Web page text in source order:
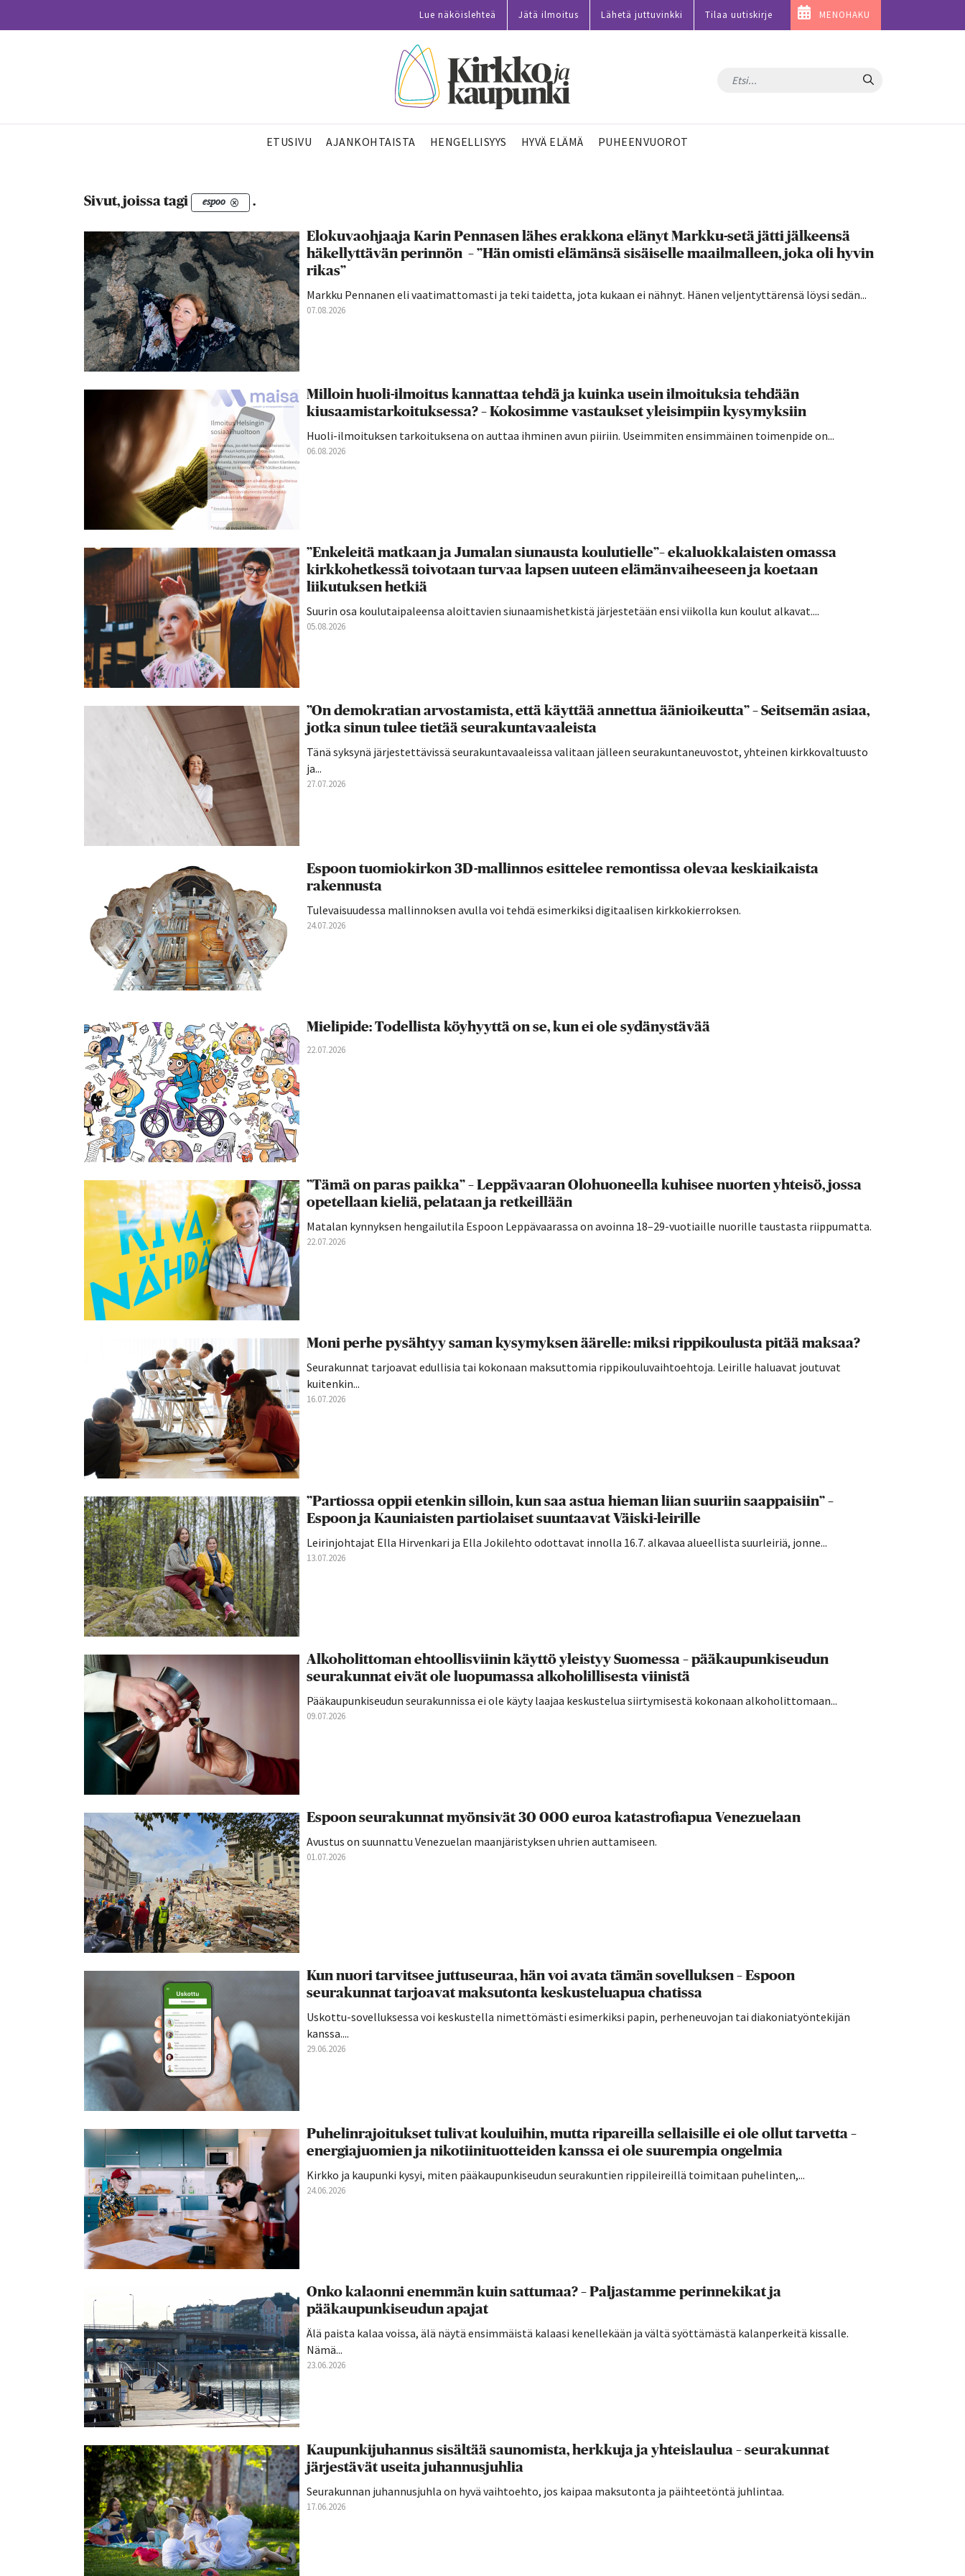
Lue näköislehteä Jätä ilmoitus Lähetä juttuvinkki Tilaa uutiskirje MENOHAKU
Hae
ETUSIVU AJANKOHTAISTA HENGELLISYYS HYVÄ ELÄMÄ PUHEENVUOROT
Sivut, joissa tagi espoo .
Elokuvaohjaaja Karin Pennasen lähes erakkona elänyt Markku-setä jätti jälkeensä
häkellyttävän perinnön – ”Hän omisti elämänsä sisäiselle maailmalleen, joka oli hyvin
rikas”
Markku Pennanen eli vaatimattomasti ja teki taidetta, jota kukaan ei nähnyt. Hänen veljentyttärensä löysi sedän...
07.08.2026
Milloin huoli-ilmoitus kannattaa tehdä ja kuinka usein ilmoituksia tehdään
kiusaamistarkoituksessa? – Kokosimme vastaukset yleisimpiin kysymyksiin
Huoli-ilmoituksen tarkoituksena on auttaa ihminen avun piiriin. Useimmiten ensimmäinen toimenpide on...
06.08.2026
”Enkeleitä matkaan ja Jumalan siunausta koulutielle”– ekaluokkalaisten omassa
kirkkohetkessä toivotaan turvaa lapsen uuteen elämänvaiheeseen ja koetaan
liikutuksen hetkiä
Suurin osa koulutaipaleensa aloittavien siunaamishetkistä järjestetään ensi viikolla kun koulut alkavat....
05.08.2026
”On demokratian arvostamista, että käyttää annettua äänioikeutta” – Seitsemän asiaa,
jotka sinun tulee tietää seurakuntavaaleista
Tänä syksynä järjestettävissä seurakuntavaaleissa valitaan jälleen seurakuntaneuvostot, yhteinen kirkkovaltuusto
ja...
27.07.2026
Espoon tuomiokirkon 3D-mallinnos esittelee remontissa olevaa keskiaikaista
rakennusta
Tulevaisuudessa mallinnoksen avulla voi tehdä esimerkiksi digitaalisen kirkkokierroksen.
24.07.2026
Mielipide: Todellista köyhyyttä on se, kun ei ole sydänystävää
22.07.2026
”Tämä on paras paikka” – Leppävaaran Olohuoneella kuhisee nuorten yhteisö, jossa
opetellaan kieliä, pelataan ja retkeillään
Matalan kynnyksen hengailutila Espoon Leppävaarassa on avoinna 18–29-vuotiaille nuorille taustasta riippumatta.
22.07.2026
Moni perhe pysähtyy saman kysymyksen äärelle: miksi rippikoulusta pitää maksaa?
Seurakunnat tarjoavat edullisia tai kokonaan maksuttomia rippikouluvaihtoehtoja. Leirille haluavat joutuvat
kuitenkin...
16.07.2026
”Partiossa oppii etenkin silloin, kun saa astua hieman liian suuriin saappaisiin” –
Espoon ja Kauniaisten partiolaiset suuntaavat Väiski-leirille
Leirinjohtajat Ella Hirvenkari ja Ella Jokilehto odottavat innolla 16.7. alkavaa alueellista suurleiriä, jonne...
13.07.2026
Alkoholittoman ehtoollisviinin käyttö yleistyy Suomessa – pääkaupunkiseudun
seurakunnat eivät ole luopumassa alkoholillisesta viinistä
Pääkaupunkiseudun seurakunnissa ei ole käyty laajaa keskustelua siirtymisestä kokonaan alkoholittomaan...
09.07.2026
Espoon seurakunnat myönsivät 30 000 euroa katastrofiapua Venezuelaan
Avustus on suunnattu Venezuelan maanjäristyksen uhrien auttamiseen.
01.07.2026
Kun nuori tarvitsee juttuseuraa, hän voi avata tämän sovelluksen – Espoon
seurakunnat tarjoavat maksutonta keskusteluapua chatissa
Uskottu-sovelluksessa voi keskustella nimettömästi esimerkiksi papin, perheneuvojan tai diakoniatyöntekijän
kanssa....
29.06.2026
Puhelinrajoitukset tulivat kouluihin, mutta ripareilla sellaisille ei ole ollut tarvetta –
energiajuomien ja nikotiinituotteiden kanssa ei ole suurempia ongelmia
Kirkko ja kaupunki kysyi, miten pääkaupunkiseudun seurakuntien rippileireillä toimitaan puhelinten,...
24.06.2026
Onko kalaonni enemmän kuin sattumaa? – Paljastamme perinnekikat ja
pääkaupunkiseudun apajat
Älä paista kalaa voissa, älä näytä ensimmäistä kalaasi kenellekään ja vältä syöttämästä kalanperkeitä kissalle.
Nämä...
23.06.2026
Kaupunkijuhannus sisältää saunomista, herkkuja ja yhteislaulua – seurakunnat
järjestävät useita juhannusjuhlia
Seurakunnan juhannusjuhla on hyvä vaihtoehto, jos kaipaa maksutonta ja päihteetöntä juhlintaa.
17.06.2026